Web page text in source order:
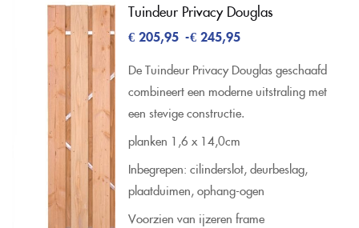
Tuindeur Privacy Douglas
€205,95 -€245,95
De Tuindeur Privacy Douglas geschaafd
combineert een moderne uitstraling met
een stevige constructie.
planken 1,6 x 14,0cm
Inbegrepen: cilinderslot, deurbeslag,
plaatduimen, ophang-ogen
Voorzien van ijzeren frame